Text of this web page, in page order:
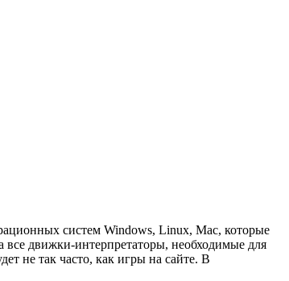
систем Windows, Linux, Mac, которые
все движки-интерпретаторы, необходимые для
не так часто, как игры на сайте. В